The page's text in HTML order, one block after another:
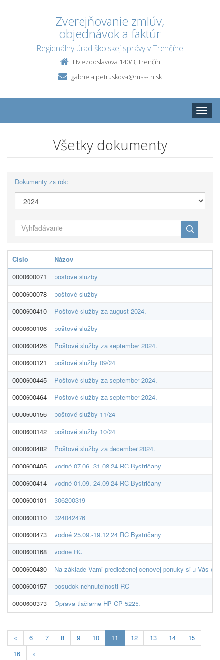
Zverejňovanie zmlúv,
objednávok a faktúr
Regionálny úrad školskej správy v Trenčíne
Hviezdoslavova 140/3, Trenčín
gabriela.petruskova@russ-tn.sk
Toggle
Všetky dokumenty
Dokumenty za rok:
Číslo
Názov
0000600071
poštové služby
0000600078
poštové služby
0000600410
Poštové služby za august 2024.
0000600106
poštové služby
0000600426
Poštové služby za september 2024.
0000600121
poštové služby 09/24
0000600445
Poštové služby za september 2024.
0000600464
Poštové služby za september 2024.
0000600156
poštové služby 11/24
0000600142
poštové služby 10/24
0000600482
Poštové služby za december 2024.
0000600405
vodné 07.06.-31.08.24 RC Bystričany
0000600414
vodné 01.09.-24.09.24 RC Bystričany
0000600101
306200319
0000600110
324042476
0000600473
vodné 25.09.-19.12.24 RC Bystričany
0000600168
vodné RC
0000600430
Na základe Vami predloženej cenovej ponuky si u Vás
0000600157
posudok nehnuteľnosti RC
0000600373
Oprava tlačiarne HP CP 5225.
« 6 7 8 9 10 11 Aktualna-
stranka
12 13 14
15
16
»